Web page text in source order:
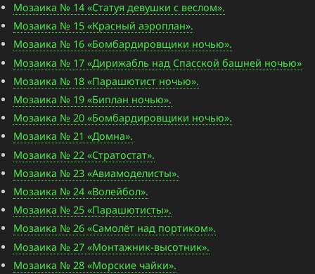
Мозаика № 14 «Статуя девушки с веслом».
Мозаика № 15 «Красный аэроплан».
Мозаика № 16 «Бомбардировщики ночью».
Мозаика № 17 «Дирижабль над Спасской башней ночью»
Мозаика № 18 «Парашютист ночью».
Мозаика № 19 «Биплан ночью».
Мозаика № 20 «Бомбардировщики ночью».
Мозаика № 21 «Домна».
Мозаика № 22 «Стратостат».
Мозаика № 23 «Авиамоделисты».
Мозаика № 24 «Волейбол».
Мозаика № 25 «Парашютисты».
Мозаика № 26 «Самолёт над портиком».
Мозаика № 27 «Монтажник-высотник».
Мозаика № 28 «Морские чайки».